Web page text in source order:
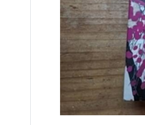
大阪船場に古いのれんを
織りなす人間模様のなか
を四季折々に描き込んだ
番の美人なのだが、縁談
幸子夫婦は心配して奔走
たってゆく。
新潮文庫の裏表紙より引用